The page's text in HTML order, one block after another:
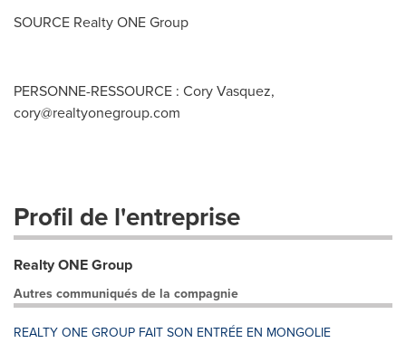
SOURCE Realty ONE Group
PERSONNE-RESSOURCE : Cory Vasquez,
cory@realtyonegroup.com
Profil de l'entreprise
Realty ONE Group
Autres communiqués de la compagnie
REALTY ONE GROUP FAIT SON ENTRÉE EN MONGOLIE